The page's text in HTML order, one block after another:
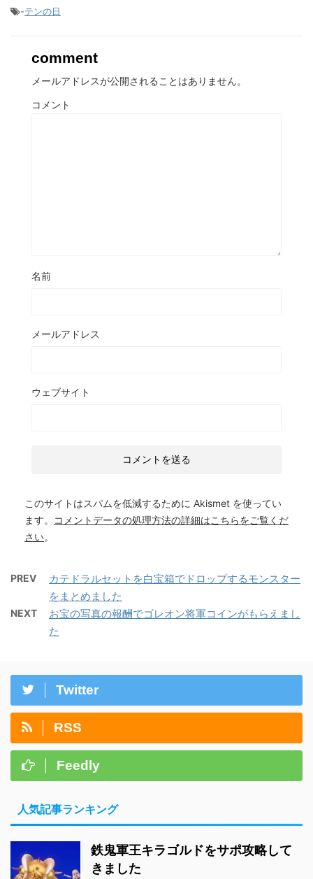
-テンの日
comment
メールアドレスが公開されることはありません。
コメント
名前
メールアドレス
ウェブサイト
このサイトはスパムを低減するために Akismet を使ってい
ます。
コメントデータの処理方法の詳細はこちらをご覧くだ
さい。
PREV
カテドラルセットを白宝箱でドロップするモンスター
をまとめました
NEXT
お宝の写真の報酬でゴレオン将軍コインがもらえまし
た
Twitter
RSS
Feedly
人気記事ランキング
鉄鬼軍王キラゴルドをサポ攻略して
きました